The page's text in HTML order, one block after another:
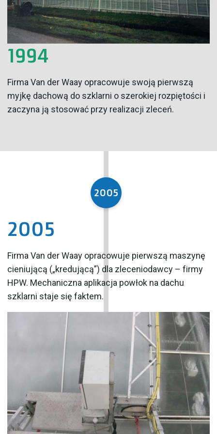
1994
Firma Van der Waay opracowuje swoją pierwszą
myjkę dachową do szklarni o szerokiej rozpiętości i
zaczyna ją stosować przy realizacji zleceń.
2005
2005
Firma Van der Waay opracowuje pierwszą maszynę
cieniującą („kredującą”) dla zleceniodawcy – firmy
HPW. Mechaniczna aplikacja powłok na dachu
szklarni staje się faktem.